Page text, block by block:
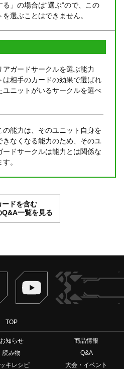
る」の場合は“選ぶ”ので、この
選ぶことはできません。
アガードサークルを選ぶ能力
は相手のカードの効果で選ばれ
ユニットがいるサークルを選べ
の能力は、そのユニット自身を
きなくなる能力のため、そのユ
ードサークルは能力とは関係な
。
ードを含む
Q&A一覧を見る
Twitter ヴァンガードch
TOP
お知らせ
商品情報
読み物
Q&A
キレシピ
大会・イベント